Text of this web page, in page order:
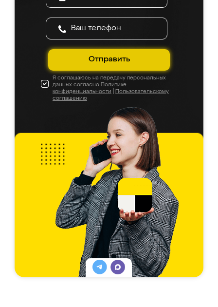
Отправить
Я соглашаюсь на передачу персональных
данных согласно Политике
конфиденциальности
Пользовательскому
соглашению